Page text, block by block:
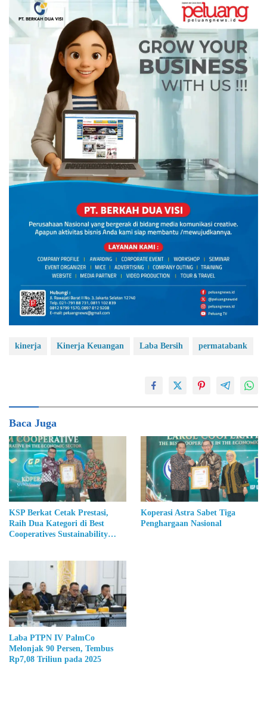
kinerja Kinerja Keuangan Laba Bersih permatabank
Baca Juga
KSP Berkat Cetak Prestasi,
Raih Dua Kategori di Best
Cooperatives Sustainability
Koperasi Astra Sabet Tiga
Penghargaan Nasional
Laba PTPN IV PalmCo
Melonjak 90 Persen, Tembus
Rp7,08 Triliun pada 2025